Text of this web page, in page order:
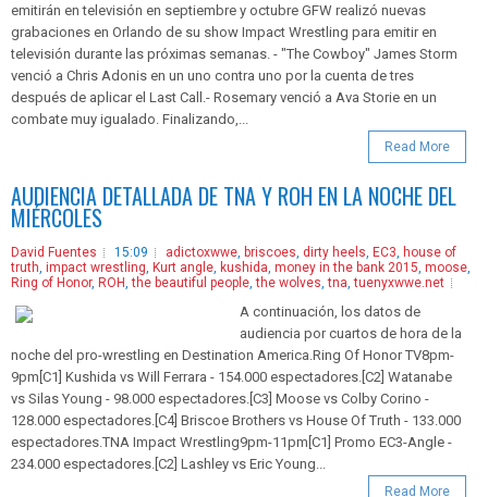
emitirán en televisión en septiembre y octubre GFW realizó nuevas
grabaciones en Orlando de su show Impact Wrestling para emitir en
televisión durante las próximas semanas. - "The Cowboy" James Storm
venció a Chris Adonis en un uno contra uno por la cuenta de tres
después de aplicar el Last Call.- Rosemary venció a Ava Storie en un
combate muy igualado. Finalizando,...
Read More
AUDIENCIA DETALLADA DE TNA Y ROH EN LA NOCHE DEL
MIÉRCOLES
David Fuentes 15:09 adictoxwwe briscoes dirty heels EC3
house of
truth impact wrestling Kurt angle kushida money in the bank 2015 moose
Ring of Honor, ROH ,the beautiful people ,the wolves ,tna ,tuenyxwwe.net
A continuación, los datos de
audiencia por cuartos de hora de la
noche del pro-wrestling en Destination America.Ring Of Honor TV8pm-
9pm[C1] Kushida vs Will Ferrara - 154.000 espectadores.[C2] Watanabe
vs Silas Young - 98.000 espectadores.[C3] Moose vs Colby Corino -
128.000 espectadores.[C4] Briscoe Brothers vs House Of Truth - 133.000
espectadores.TNA Impact Wrestling9pm-11pm[C1] Promo EC3-Angle -
234.000 espectadores.[C2] Lashley vs Eric Young...
Read More